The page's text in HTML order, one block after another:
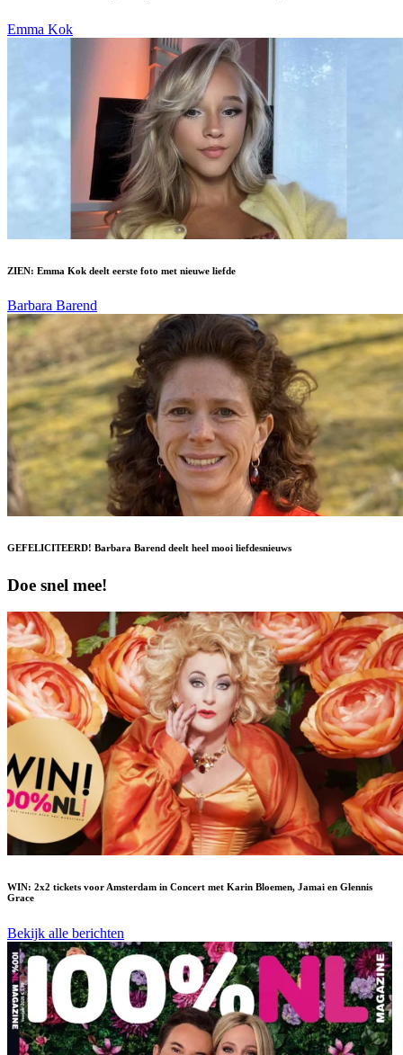
Emma Kok
ZIEN: Emma Kok deelt eerste foto met nieuwe liefde
Barbara Barend
GEFELICITEERD! Barbara Barend deelt heel mooi liefdesnieuws
Doe snel mee!
WIN: 2x2 tickets voor Amsterdam in Concert met Karin Bloemen, Jamai en Glennis
Grace
Bekijk alle berichten